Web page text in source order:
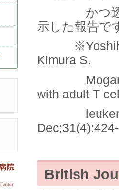
かつ透析
示した報告で
※Yoshihara
Kimura S.
with adult T-
leukemia/
British